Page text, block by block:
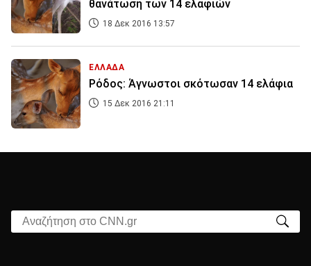
θανάτωση των 14 ελαφιών
18 Δεκ 2016 13:57
ΕΛΛΑΔΑ
Ρόδος: Άγνωστοι σκότωσαν 14 ελάφια
15 Δεκ 2016 21:11
Αναζήτηση στο CNN.gr